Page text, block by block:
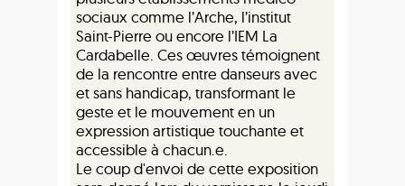
sociaux comme l’Arche, l’institut
Saint-Pierre ou encore l’IEM La
Cardabelle. Ces œuvres témoignent
de la rencontre entre danseurs avec
et sans handicap, transformant le
geste et le mouvement en un
expression artistique touchante et
accessible à chacun.e.
Le coup d'envoi de cette exposition